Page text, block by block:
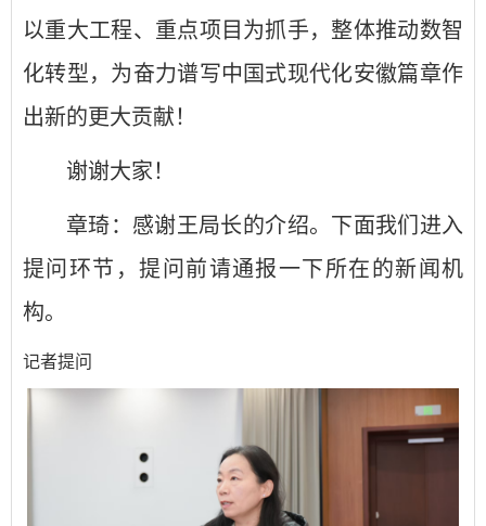
以重大工程、重点项目为抓手，整体推动数智
化转型，为奋力谱写中国式现代化安徽篇章作
出新的更大贡献！
谢谢大家！
章琦：感谢王局长的介绍。下面我们进入
提问环节，提问前请通报一下所在的新闻机
构。
记者提问